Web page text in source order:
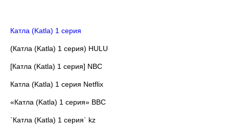
Катла (Katla) 1 серия
(Катла (Katla) 1 серия) HULU
[Катла (Katla) 1 серия] NBC
Катла (Katla) 1 серия Netflix
«Катла (Katla) 1 серия» BBC
`Катла (Katla) 1 серия` kz